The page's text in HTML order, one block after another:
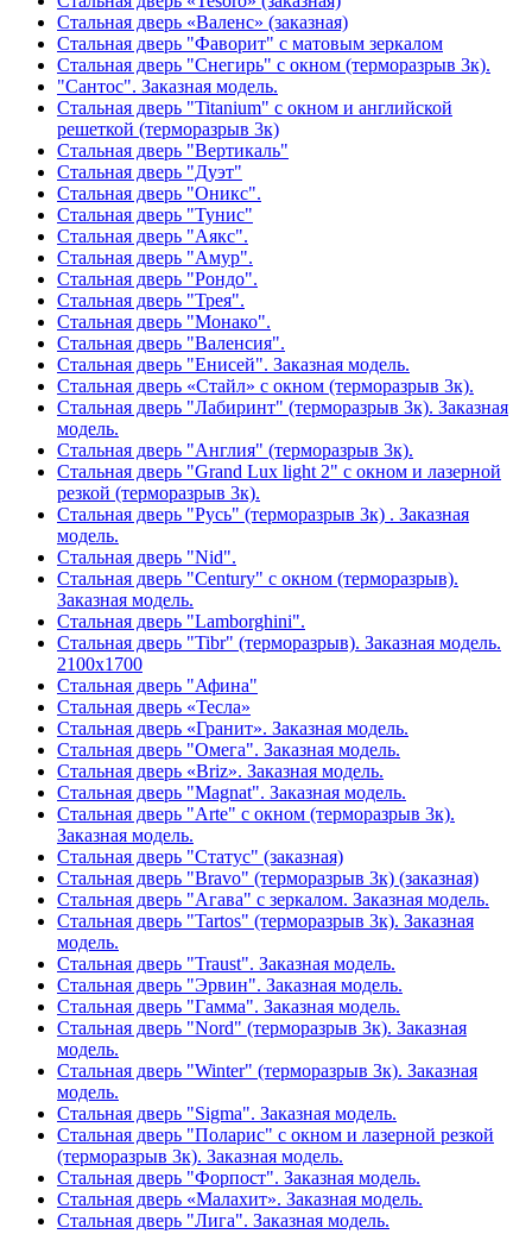
Стальная дверь «Валенс» (заказная)
Стальная дверь "Фаворит" с матовым зеркалом
Стальная дверь "Снегирь" с окном (терморазрыв 3к).
"Сантос". Заказная модель.
Стальная дверь "Titanium" с окном и английской
решеткой (терморазрыв 3к)
Стальная дверь "Вертикаль"
Стальная дверь "Дуэт"
Стальная дверь "Оникс".
Стальная дверь "Тунис"
Стальная дверь "Аякс".
Стальная дверь "Амур".
Стальная дверь "Рондо".
Стальная дверь "Трея".
Стальная дверь "Монако".
Стальная дверь "Валенсия".
Стальная дверь "Енисей". Заказная модель.
Стальная дверь «Стайл» с окном (терморазрыв 3к).
Стальная дверь "Лабиринт" (терморазрыв 3к). Заказная
модель.
Стальная дверь "Англия" (терморазрыв 3к).
Стальная дверь "Grand Lux light 2" с окном и лазерной
резкой (терморазрыв 3к).
Стальная дверь "Русь" (терморазрыв 3к) . Заказная
модель.
Стальная дверь "Nid".
Стальная дверь "Century" с окном (терморазрыв).
Заказная модель.
Стальная дверь "Lamborghini".
Стальная дверь "Tibr" (терморазрыв). Заказная модель.
2100х1700
Стальная дверь "Афина"
Стальная дверь «Тесла»
Стальная дверь «Гранит». Заказная модель.
Стальная дверь "Омега". Заказная модель.
Стальная дверь «Briz». Заказная модель.
Стальная дверь "Magnat". Заказная модель.
Стальная дверь "Arte" с окном (терморазрыв 3к).
Заказная модель.
Стальная дверь "Статус" (заказная)
Стальная дверь "Bravo" (терморазрыв 3к) (заказная)
Стальная дверь "Агава" с зеркалом. Заказная модель.
Стальная дверь "Tartos" (терморазрыв 3к). Заказная
модель.
Стальная дверь "Traust". Заказная модель.
Стальная дверь "Эрвин". Заказная модель.
Стальная дверь "Гамма". Заказная модель.
Стальная дверь "Nord" (терморазрыв 3к). Заказная
модель.
Стальная дверь "Winter" (терморазрыв 3к). Заказная
модель.
Стальная дверь "Sigma". Заказная модель.
Стальная дверь "Поларис" с окном и лазерной резкой
(терморазрыв 3к). Заказная модель.
Стальная дверь "Форпост". Заказная модель.
Стальная дверь «Малахит». Заказная модель.
Стальная дверь "Лига". Заказная модель.